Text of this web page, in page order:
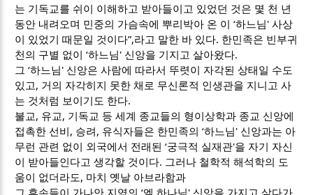
는 기독교를 쉬이 이해하고 받아들이고 있었던 것은 몇 천 년
동안 내려오며 민중의 가슴속에 뿌리박아 온 이 ‘하느님' 사상
이 있었기 때문일 것이다”,라고 말한 바 있다. 한민족은 빈부귀
천의 구별 없이 ‘하느님' 신앙을 기지고 살아왔다.
그 ‘하느님' 신앙은 사람에 따라서 뚜렷이 자각된 상태일 수도
있고, 거의 자각히지 못한 채로 무신론적 인생관을 지니고 사
는 것처럼 보이기도 한다.
불교, 유교, 기독교 등 세계 종교들의 형이상학과 종교 신앙에
접촉한 선비, 승려, 유식자들은 한민족의 ‘하느님' 신앙과는 아
무런 관련 없이 외국에서 전래된 ‘궁극적 실재관'을 자기 자신
이 받아들인다고 생각할 것이다. 그러나 철학적 해석학의 도
움이 없더라도, 마치 옛날 아브라함과
그 후손들이 가나안 지역의 ‘엘 하나님' 신앙을 가지고 살다가